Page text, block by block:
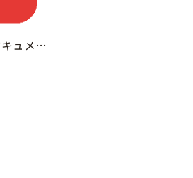
第34回与那原大綱曳ドキュメント